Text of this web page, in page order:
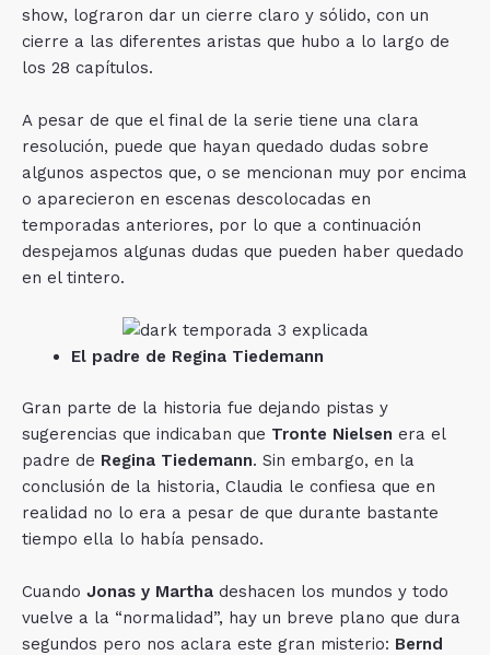
show, lograron dar un cierre claro y sólido, con un
cierre a las diferentes aristas que hubo a lo largo de
los 28 capítulos.
A pesar de que el final de la serie tiene una clara
resolución, puede que hayan quedado dudas sobre
algunos aspectos que, o se mencionan muy por encima
o aparecieron en escenas descolocadas en
temporadas anteriores, por lo que a continuación
despejamos algunas dudas que pueden haber quedado
en el tintero.
El padre de Regina Tiedemann
Gran parte de la historia fue dejando pistas y
sugerencias que indicaban que Tronte Nielsen era el
padre de Regina Tiedemann. Sin embargo, en la
conclusión de la historia, Claudia le confiesa que en
realidad no lo era a pesar de que durante bastante
tiempo ella lo había pensado.
Cuando Jonas y Martha deshacen los mundos y todo
vuelve a la “normalidad”, hay un breve plano que dura
segundos pero nos aclara este gran misterio: Bernd